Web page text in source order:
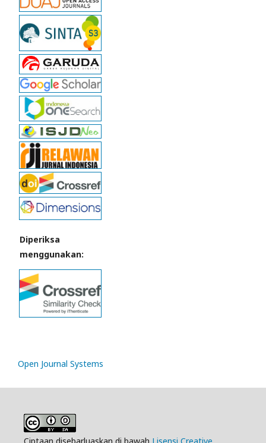
Diperiksa
menggunakan:
Open Journal Systems